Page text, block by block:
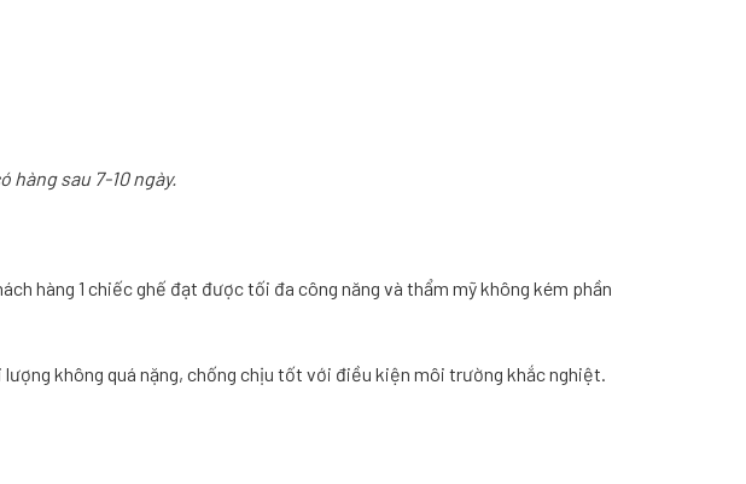
hàng sau 7-10 ngày.
hàng 1 chiếc ghế đạt được tối đa công năng và thẩm mỹ không kém phần
không quá nặng, chống chịu tốt với điều kiện môi trường khắc nghiệt.